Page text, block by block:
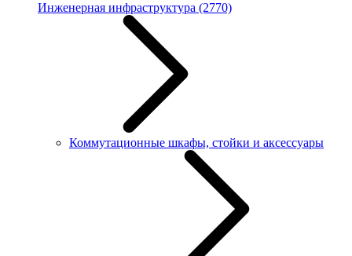
Инженерная инфраструктура (2770)
Коммутационные шкафы, стойки и аксессуары